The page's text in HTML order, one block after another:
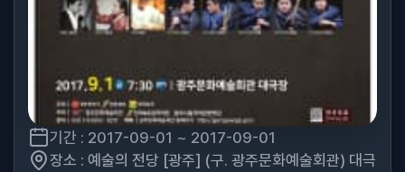
기간 : 2017-09-01 ~ 2017-09-01
장소 : 예술의 전당 [광주] (구. 광주문화예술회관) 대극